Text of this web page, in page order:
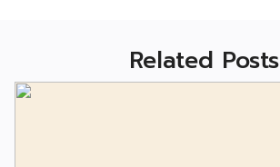
Related Posts